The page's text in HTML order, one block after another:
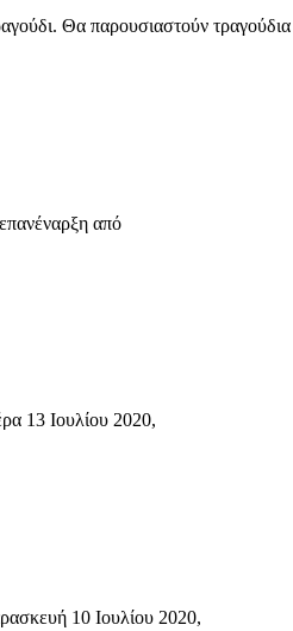
Θα παρουσιαστούν τραγούδια
από
13 Ιουλίου 2020,
10 Ιουλίου 2020,